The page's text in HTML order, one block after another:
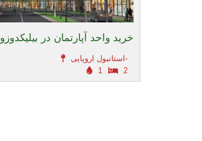
خرید واحد آپارتمان در بیلیکدوزو
استانبول اروپایی-
2
1